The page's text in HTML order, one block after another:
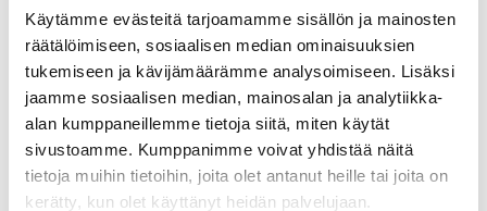
Käytämme evästeitä tarjoamamme sisällön ja mainosten
räätälöimiseen, sosiaalisen median ominaisuuksien
tukemiseen ja kävijämäärämme analysoimiseen. Lisäksi
jaamme sosiaalisen median, mainosalan ja analytiikka-
alan kumppaneillemme tietoja siitä, miten käytät
sivustoamme. Kumppanimme voivat yhdistää näitä
tietoja muihin tietoihin, joita olet antanut heille tai joita on
kerätty, kun olet käyttänyt heidän palvelujaan.
Kertakäynti Sali / Loviisa
10,00 €